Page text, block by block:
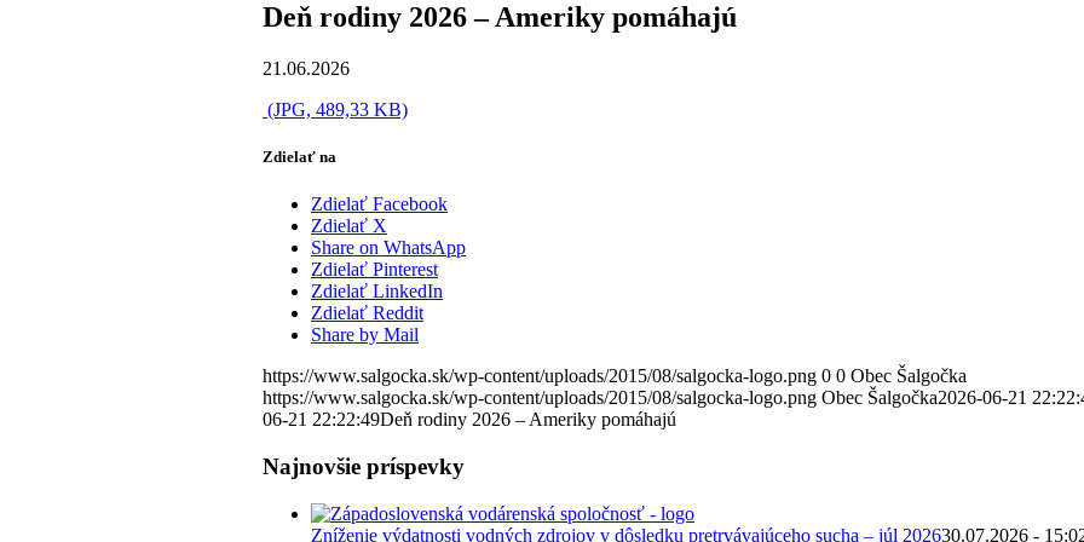
Deň rodiny 2026 – Ameriky pomáhajú
21.06.2026
(JPG, 489,33 KB)
Zdielať na
Zdielať Facebook
Zdielať X
Share on WhatsApp
Zdielať Pinterest
Zdielať LinkedIn
Zdielať Reddit
Share by Mail
https://www.salgocka.sk/wp-content/uploads/2015/08/salgocka-logo.png 0 0 Obec Šalgočka
https://www.salgocka.sk/wp-content/uploads/2015/08/salgocka-logo.png Obec Šalgočka2026-06-21
06-21 22:22:49Deň rodiny 2026 – Ameriky pomáhajú
Najnovšie príspevky
Zníženie výdatnosti vodných zdrojov v dôsledku pretrvávajúceho sucha – júl 202630.07.2026 -